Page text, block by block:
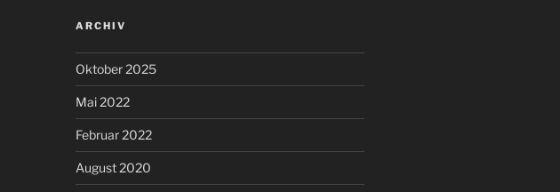
ARCHIV
Oktober 2025
Mai 2022
Februar 2022
August 2020